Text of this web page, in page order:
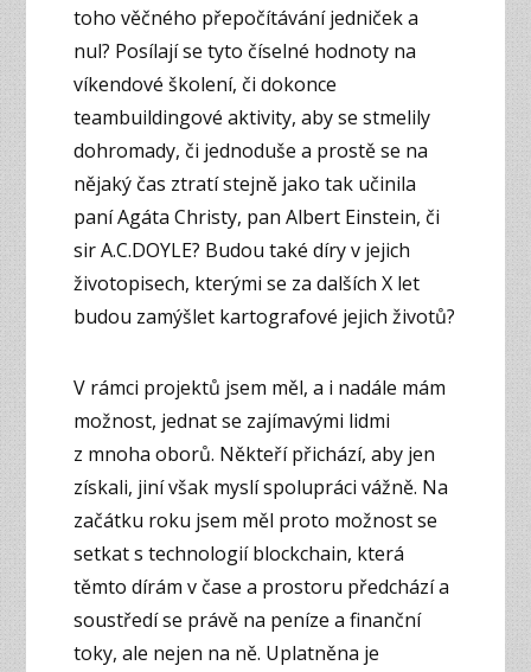
toho věčného přepočítávání jedniček a
nul? Posílají se tyto číselné hodnoty na
víkendové školení, či dokonce
teambuildingové aktivity, aby se stmelily
dohromady, či jednoduše a prostě se na
nějaký čas ztratí stejně jako tak učinila
paní Agáta Christy, pan Albert Einstein, či
sir A.C.DOYLE? Budou také díry v jejich
životopisech, kterými se za dalších X let
budou zamýšlet kartografové jejich životů?
V rámci projektů jsem měl, a i nadále mám
možnost, jednat se zajímavými lidmi
z mnoha oborů. Někteří přichází, aby jen
získali, jiní však myslí spolupráci vážně. Na
začátku roku jsem měl proto možnost se
setkat s technologií blockchain, která
těmto dírám v čase a prostoru předchází a
soustředí se právě na peníze a finanční
toky, ale nejen na ně. Uplatněna je